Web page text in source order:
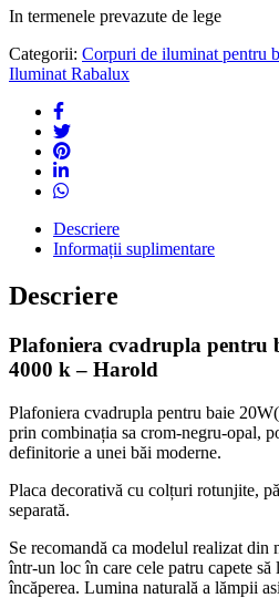
In termenele prevazute de lege
Categorii: Corpuri de iluminat pentru
Iluminat Rabalux
Descriere
Informații suplimentare
Descriere
Plafoniera cvadrupla pentru
4000 k – Harold
Plafoniera cvadrupla pentru baie
prin combinația sa crom-negru-opal,
definitorie a unei băi moderne.
Placa decorativă cu colțuri rotunjite,
separată.
Se recomandă ca modelul realizat din
într-un loc în care cele patru capete
încăperea. Lumina naturală a lămpii